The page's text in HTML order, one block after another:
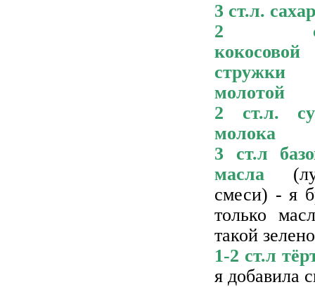
3 ст.л.
2
кокосовой
стружки
молотой
2 ст.л.
молока
3 ст.л
масла
смеси) - я
только
такой
1-2 ст.л
я добавила